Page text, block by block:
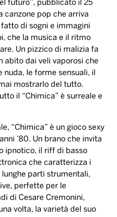
futuro”, pubblicato il 25
canzone pop che arriva
di sogni e immagini
che la musica e il ritmo
Un pizzico di malizia fa
abito dai veli vaporosi che
nuda, le forme sensuali, il
mostrarlo del tutto.
il “Chimica” è surreale e
“Chimica” è un gioco sexy
’80. Un brano che invita
ipnotico, il riff di basso
che caratterizza i
parti strumentali,
perfette per le
di Cesare Cremonini,
volta, la varietà del suo